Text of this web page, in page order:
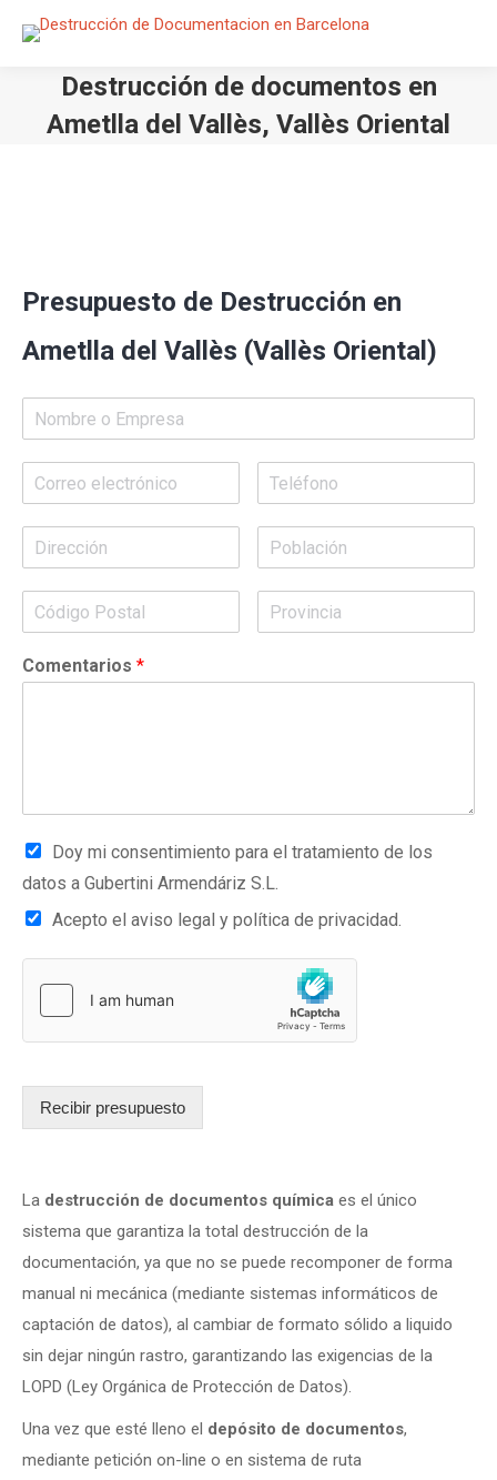
Destrucción de documentos en
Ametlla del Vallès, Vallès Oriental
Presupuesto de Destrucción en
Ametlla del Vallès (Vallès Oriental)
Comentarios *
Doy mi consentimiento para el tratamiento de los
datos a Gubertini Armendáriz S.L.
Acepto el aviso legal y política de privacidad.
Recibir presupuesto
La destrucción de documentos química es el único
sistema que garantiza la total destrucción de la
documentación, ya que no se puede recomponer de forma
manual ni mecánica (mediante sistemas informáticos de
captación de datos), al cambiar de formato sólido a liquido
sin dejar ningún rastro, garantizando las exigencias de la
LOPD (Ley Orgánica de Protección de Datos).
Una vez que esté lleno el depósito de documentos,
mediante petición on-line o en sistema de ruta